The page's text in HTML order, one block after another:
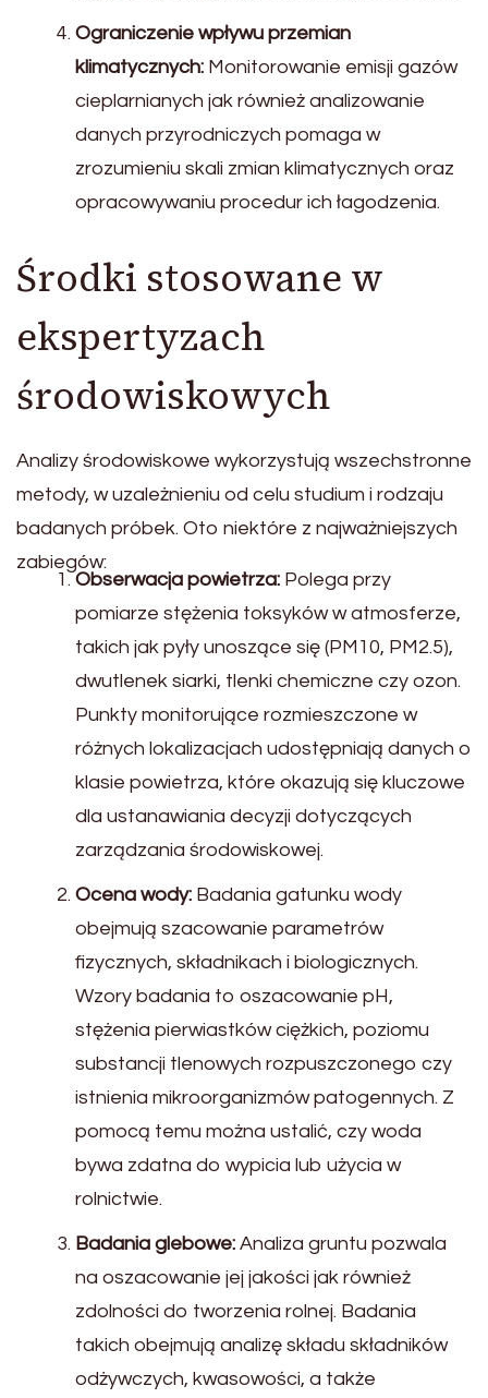
Ograniczenie wpływu przemian
klimatycznych: Monitorowanie emisji gazów
cieplarnianych jak również analizowanie
danych przyrodniczych pomaga w
zrozumieniu skali zmian klimatycznych oraz
opracowywaniu procedur ich łagodzenia.
Środki stosowane w
ekspertyzach
środowiskowych
Analizy środowiskowe wykorzystują wszechstronne
metody, w uzależnieniu od celu studium i rodzaju
badanych próbek. Oto niektóre z najważniejszych
zabiegów:
Obserwacja powietrza: Polega przy
pomiarze stężenia toksyków w atmosferze,
takich jak pyły unoszące się (PM10, PM2.5),
dwutlenek siarki, tlenki chemiczne czy ozon.
Punkty monitorujące rozmieszczone w
różnych lokalizacjach udostępniają danych o
klasie powietrza, które okazują się kluczowe
dla ustanawiania decyzji dotyczących
zarządzania środowiskowej.
Ocena wody: Badania gatunku wody
obejmują szacowanie parametrów
fizycznych, składnikach i biologicznych.
Wzory badania to oszacowanie pH,
stężenia pierwiastków ciężkich, poziomu
substancji tlenowych rozpuszczonego czy
istnienia mikroorganizmów patogennych. Z
pomocą temu można ustalić, czy woda
bywa zdatna do wypicia lub użycia w
rolnictwie.
Badania glebowe: Analiza gruntu pozwala
na oszacowanie jej jakości jak również
zdolności do tworzenia rolnej. Badania
takich obejmują analizę składu składników
odżywczych, kwasowości, a także